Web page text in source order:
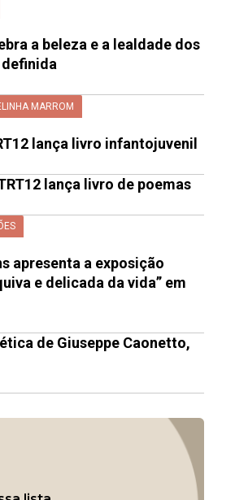
a beleza e a lealdade dos
definida
MARROM
lança livro infantojuvenil
lança livro de poemas
apresenta a exposição
e delicada da vida” em
de Giuseppe Caonetto,